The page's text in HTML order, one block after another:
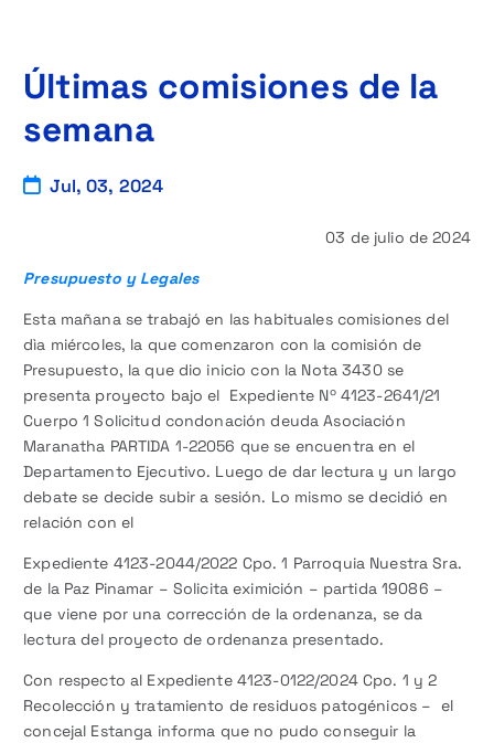
Últimas comisiones de la
semana
Jul, 03, 2024
03 de julio de 2024
Presupuesto y Legales
Esta mañana se trabajó en las habituales comisiones del
dìa miércoles, la que comenzaron con la comisión de
Presupuesto, la que dio inicio con la Nota 3430 se
presenta proyecto bajo el Expediente Nº 4123-2641/21
Cuerpo 1 Solicitud condonación deuda Asociación
Maranatha PARTIDA 1-22056 que se encuentra en el
Departamento Ejecutivo. Luego de dar lectura y un largo
debate se decide subir a sesión. Lo mismo se decidió en
relación con el
Expediente 4123-2044/2022 Cpo. 1 Parroquia Nuestra Sra.
de la Paz Pinamar – Solicita eximición – partida 19086 –
que viene por una corrección de la ordenanza, se da
lectura del proyecto de ordenanza presentado.
Con respecto al Expediente 4123-0122/2024 Cpo. 1 y 2
Recolección y tratamiento de residuos patogénicos – el
concejal Estanga informa que no pudo conseguir la